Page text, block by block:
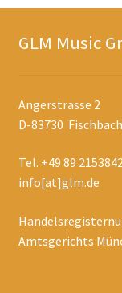
GLM Music
Angerstrasse 2
D-83730
Tel. +49 89
info[at]glm.de
Amtsgerichts